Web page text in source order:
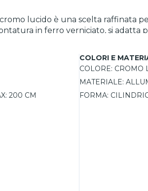
lucido è una scelta raffinata
in ferro verniciato, si adatta
basso assicura un’illuminazione
adattandosi alle
efficiente ed
La finitura cromo lucido aggiunge
200 CM
COLORI E
COLORE: CROMO
MATERIALE:
FORMA: